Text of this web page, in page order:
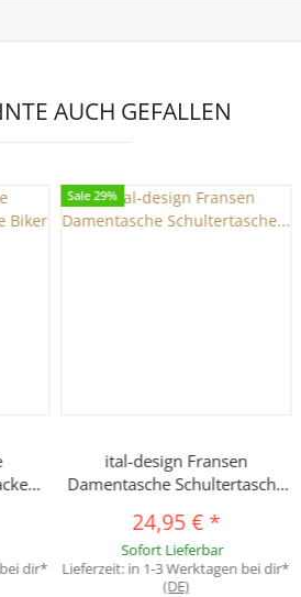
AUCH GEFALLEN
dir*
Sale 29%
ital-design Fransen
Damentasche Schultertasche
Beuteltasche Trend-Bags PU
Wildleder
24,95 € *
Sofort Lieferbar
Lieferzeit: in 1-3 Werktagen bei dir*
(DE)